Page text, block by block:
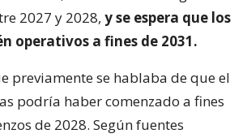
2027 y 2028, y se espera que los
operativos a fines de 2031.
previamente se hablaba de que el
podría haber comenzado a fines
de 2028. Según fuentes